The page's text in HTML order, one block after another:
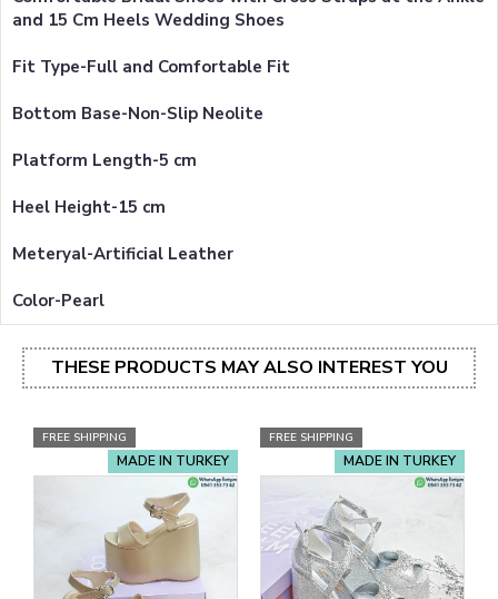
and 15 Cm Heels Wedding Shoes
Fit Type-Full and Comfortable Fit
Bottom Base-Non-Slip Neolite
Platform Length-5 cm
Heel Height-15 cm
Meteryal-Artificial Leather
Color-Pearl
THESE PRODUCTS MAY ALSO INTEREST YOU
FREE SHIPPING
MADE IN TURKEY
FREE SHIPPING
MADE IN TURKEY